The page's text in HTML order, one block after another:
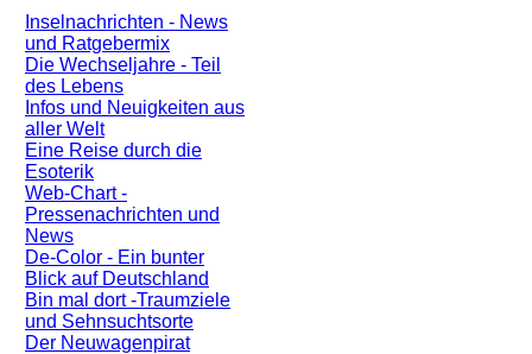
Inselnachrichten - News
und Ratgebermix
Die Wechseljahre - Teil
des Lebens
Infos und Neuigkeiten aus
aller Welt
Eine Reise durch die
Esoterik
Web-Chart -
Pressenachrichten und
News
De-Color - Ein bunter
Blick auf Deutschland
Bin mal dort -Traumziele
und Sehnsuchtsorte
Der Neuwagenpirat